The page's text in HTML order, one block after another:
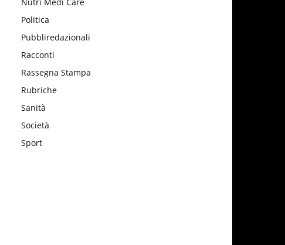
Politica
Pubbliredazionali
Racconti
Rassegna Stampa
Rubriche
Sanità
Società
Sport